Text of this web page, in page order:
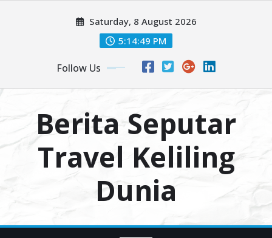
Saturday, 8 August 2026
5:14:50 PM
Follow Us
Berita Seputar
Travel Keliling
Dunia